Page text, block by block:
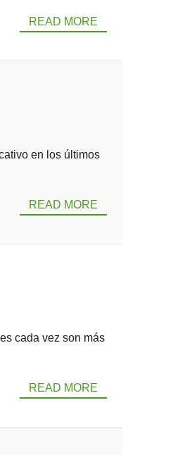
READ MORE
en los últimos
READ MORE
cada vez son más
READ MORE